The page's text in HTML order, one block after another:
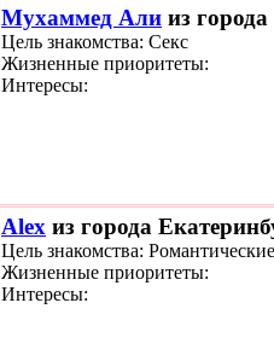
Мухаммед Али из
Цель знакомства: Секс
Жизненные приоритеты:
Интересы:
Alex из города
Цель знакомства:
Жизненные приоритеты:
Интересы: